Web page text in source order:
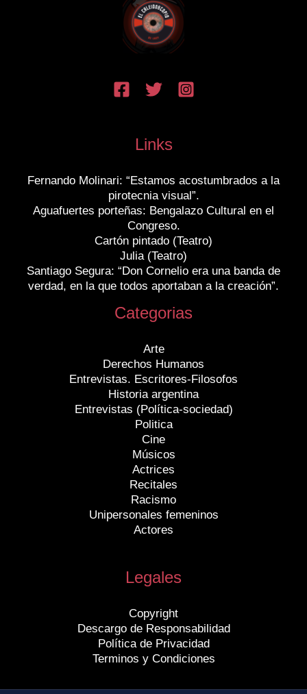
Links
Fernando Molinari: “Estamos acostumbrados a la
pirotecnia visual”.
Aguafuertes porteñas: Bengalazo Cultural en el
Congreso.
Cartón pintado (Teatro)
Julia (Teatro)
Santiago Segura: “Don Cornelio era una banda de
verdad, en la que todos aportaban a la creación”.
Categorias
Arte
Derechos Humanos
Entrevistas. Escritores-Filosofos
Historia argentina
Entrevistas (Política-sociedad)
Politica
Cine
Músicos
Actrices
Recitales
Racismo
Unipersonales femeninos
Actores
Legales
Copyright
Descargo de Responsabilidad
Política de Privacidad
Terminos y Condiciones